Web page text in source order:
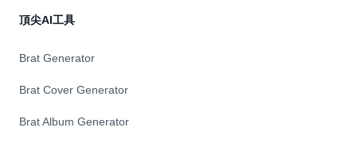
頂尖AI工具
Brat Generator
Brat Cover Generator
Brat Album Generator